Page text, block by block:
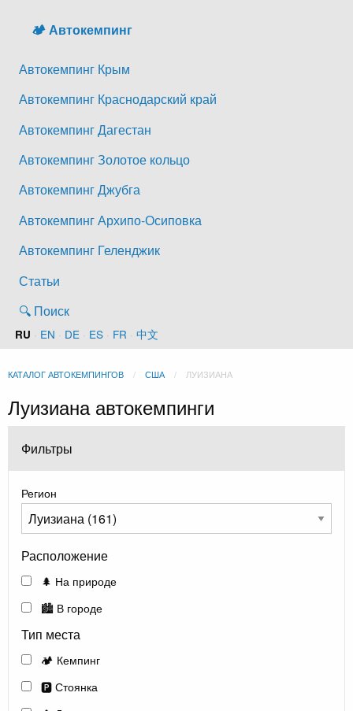
🏕️ Автокемпинг
Автокемпинг Крым
Автокемпинг Краснодарский край
Автокемпинг Дагестан
Автокемпинг Золотое кольцо
Автокемпинг Джубга
Автокемпинг Архипо-Осиповка
Автокемпинг Геленджик
Статьи
🔍 Поиск
RU · EN · DE · ES · FR · 中文
КАТАЛОГ АВТОКЕМПИНГОВ США ЛУИЗИАНА
Луизиана автокемпинги
Фильтры
Регион
Расположение
🌲 На природе
🏙️ В городе
Тип места
🏕️ Кемпинг
🅿️ Стоянка